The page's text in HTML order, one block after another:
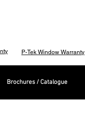
P-Tek Window Warranty
Brochures / Catalogue